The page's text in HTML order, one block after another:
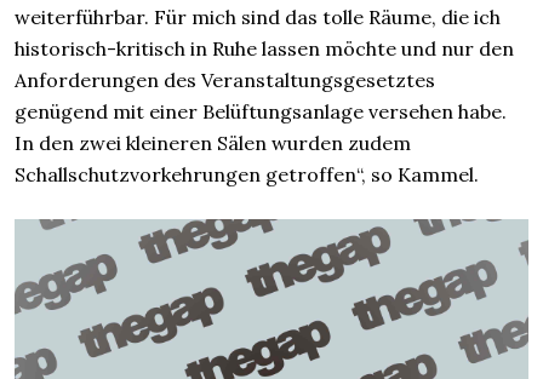
weiterführbar. Für mich sind das tolle Räume, die ich
historisch-kritisch in Ruhe lassen möchte und nur den
Anforderungen des Veranstaltungsgesetztes
genügend mit einer Belüftungsanlage versehen habe.
In den zwei kleineren Sälen wurden zudem
Schallschutzvorkehrungen getroffen“, so Kammel.